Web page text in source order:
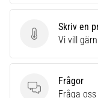
Visa
artiklarSkriv en
Skriv en
Vi vill
Frågor
Frågor
Fråga